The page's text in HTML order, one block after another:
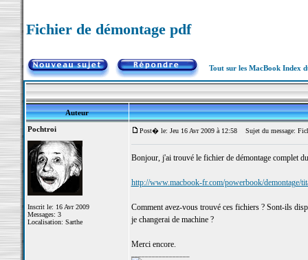
Fichier de démontage pdf
Tout sur les MacBook Index
Auteur
Pochtroi
Inscrit le: 16 Avr 2009
Messages: 3
Localisation: Sarthe
Post� le: Jeu 16 Avr 2009 à 12:58 Sujet du message:
Bonjour, j'ai trouvé le fichier de démontage complet
http://www.macbook-fr.com/powerbook/demontage/
Comment avez-vous trouvé ces fichiers ? Sont-ils
je changerai de machine ?
Merci encore.